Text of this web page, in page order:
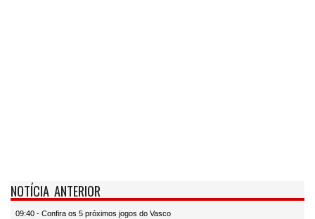
NOTÍCIA ANTERIOR
09:40 - Confira os 5 próximos jogos do Vasco